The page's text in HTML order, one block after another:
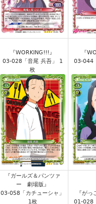
『WORKING!!!』
03-028「音尾 兵吾」 1
枚
『
03-044
『ガールズ＆パンツァ
ー 劇場版』
03-058「カチューシャ」
1枚
『が
01-028